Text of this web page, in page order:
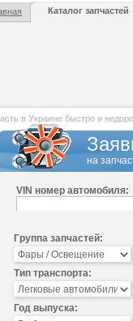
Каталог запчастей
в Украине быстро и
на
VIN номер автомобиля:
Группа запчастей:
Тип транспорта:
Год выпуска: